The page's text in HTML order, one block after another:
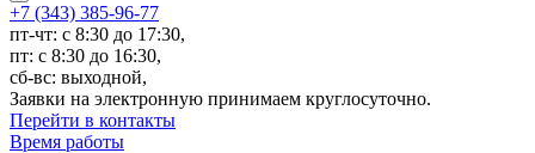
+7 (343) 385-96-77
пт-чт: с 8:30 до 17:30,
пт: с 8:30 до 16:30,
сб-вс: выходной,
Заявки на электронную принимаем круглосуточно.
Перейти в контакты
Время работы